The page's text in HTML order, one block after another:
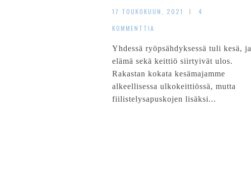
17 TOUKOKUUN, 2021
4
KOMMENTTIA
Yhdessä ryöpsähdyksessä tuli kesä, ja
elämä sekä keittiö siirtyivät ulos.
Rakastan kokata kesämajamme
alkeellisessa ulkokeittiössä, mutta
fiilistelysapuskojen lisäksi...